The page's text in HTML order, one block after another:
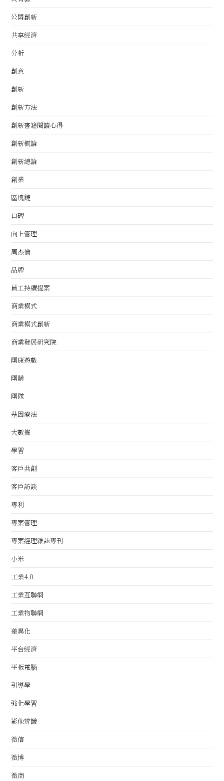
公關創新
共享經濟
分析
創意
創新
創新方法
創新書籍閱讀心得
創新概論
創新總論
創業
區塊鏈
口碑
向上管理
周杰倫
品牌
員工持續提案
商業模式
商業模式創新
商業發展研究院
團康遊戲
團購
團隊
基因療法
大數據
學習
客戶共創
客戶訪談
專利
專案管理
專案經理雜誌專刊
小米
工業4.0
工業互聯網
工業物聯網
差異化
平台經濟
平板電腦
引導學
強化學習
影像辨識
微信
微博
微商